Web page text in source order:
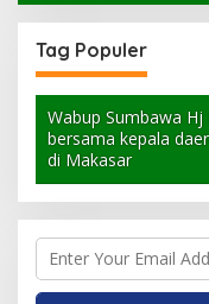
Tag Populer
Wabup Sumbawa
bersama kepala
di Makasar